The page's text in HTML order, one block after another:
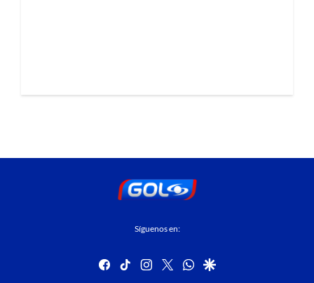
Síguenos en:
facebook
tiktok instagram
twitterwhatsapp
google